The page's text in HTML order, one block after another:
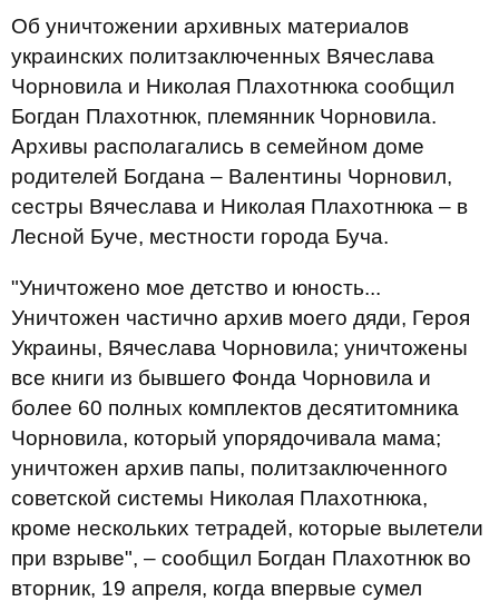
Об уничтожении архивных материалов
украинских политзаключенных Вячеслава
Чорновила и Николая Плахотнюка сообщил
Богдан Плахотнюк, племянник Чорновила.
Архивы располагались в семейном доме
родителей Богдана – Валентины Чорновил,
сестры Вячеслава и Николая Плахотнюка – в
Лесной Буче, местности города Буча.
"Уничтожено мое детство и юность...
Уничтожен частично архив моего дяди, Героя
Украины, Вячеслава Чорновила; уничтожены
все книги из бывшего Фонда Чорновила и
более 60 полных комплектов десятитомника
Чорновила, который упорядочивала мама;
уничтожен архив папы, политзаключенного
советской системы Николая Плахотнюка,
кроме нескольких тетрадей, которые вылетели
при взрыве", – сообщил Богдан Плахотнюк во
вторник, 19 апреля, когда впервые сумел